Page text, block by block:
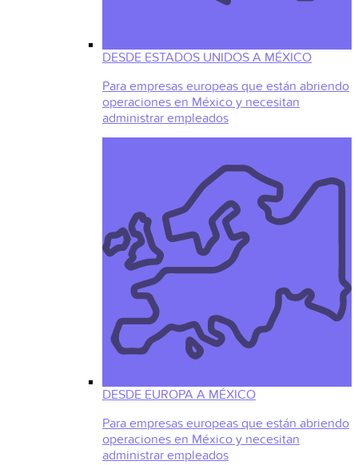
DESDE ESTADOS UNIDOS A MÉXICO
Para empresas europeas que están abriendo
operaciones en México y necesitan
administrar empleados
DESDE EUROPA A MÉXICO
Para empresas europeas que están abriendo
operaciones en México y necesitan
administrar empleados